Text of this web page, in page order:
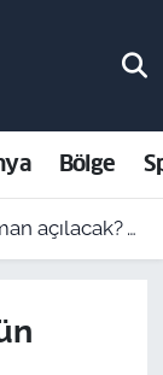
Bölge
Yavuz açıkladı